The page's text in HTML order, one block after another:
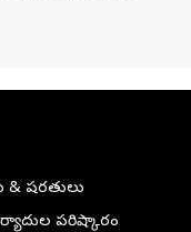
& షరతులు
పరిష్కారం